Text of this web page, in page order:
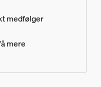
medfølger
mere